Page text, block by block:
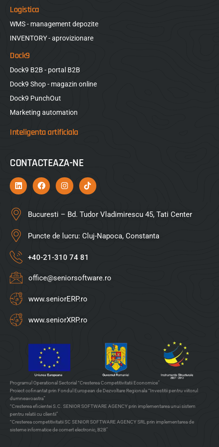
Logistica
WMS - management depozite
INVENTORY - aprovizionare
Dock9
Dock9 B2B - portal B2B
Dock9 Shop - magazin online
Dock9 PunchOut
Marketing automation
Inteligenta artificiala
Programul Operational Sectorial “Cresterea Competitivitatii Economice”
Proiect cofinantat prin Fondul European de Dezvoltare Regionala “Investitii pentru viitorul
dumneavoastra”
“Cresterea eficientei S.C. SENIOR SOFTWARE AGENCY prin implementarea unui sistem
pentru relatii cu clientii”
“Cresterea competitivitatii SC SENIOR SOFTWARE AGENCY SRL prin implementarea de
sisteme informatice de comert electronic, B2B”
CONTACTEAZA-NE
Bucuresti – Bd. Tudor Vladimirescu 45, Tati Center
Puncte de lucru: Cluj-Napoca, Constanta
+40-21-310 74 81
office@seniorsoftware.ro
www.seniorERP.ro
www.seniorXRP.ro